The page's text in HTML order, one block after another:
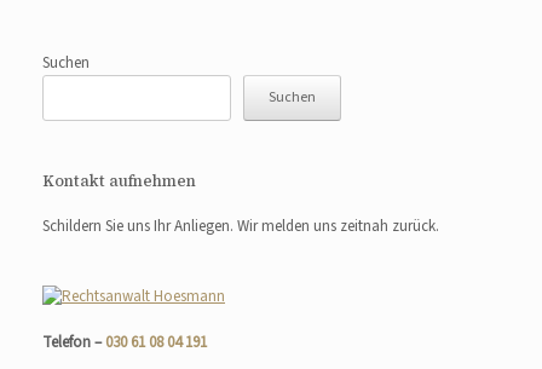
Suchen
Suchen
Kontakt aufnehmen
Schildern Sie uns Ihr Anliegen. Wir melden uns zeitnah zurück.
Telefon –030 61 08 04 191